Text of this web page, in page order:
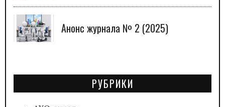
Анонс журнала № 2 (2025)
РУБРИКИ